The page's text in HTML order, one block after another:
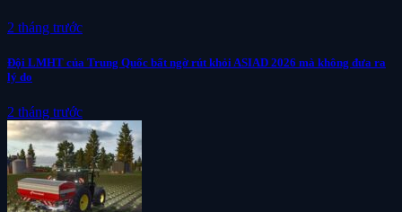
2 tháng trước
Đội LMHT của Trung Quốc bất ngờ rút khỏi ASIAD 2026 mà không đưa ra
lý do
2 tháng trước